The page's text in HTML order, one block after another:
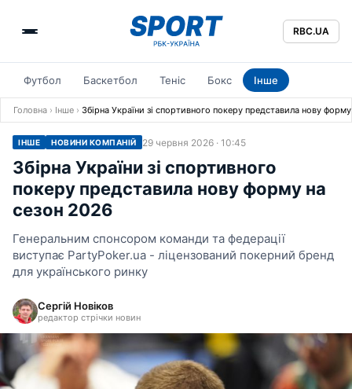
RBC.UA
Футбол Баскетбол Теніс Бокс Інше
Головна › Інше › Збірна України зі спортивного покеру представила нову
ІНШЕ НОВИНИ КОМПАНІЙ 29 червня 2026 · 10:45
Збірна України зі спортивного
покеру представила нову форму на
сезон 2026
Генеральним спонсором команди та федерації
виступає PartyPoker.ua - ліцензований покерний бренд
для українського ринку
Сергій Новіков
редактор стрічки новин